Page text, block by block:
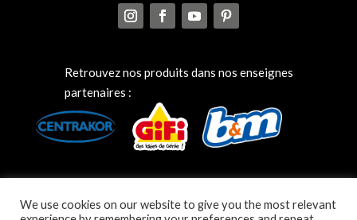
Retrouvez nos produits dans nos enseignes
partenaires :
We use cookies on our website to give you the most relevant